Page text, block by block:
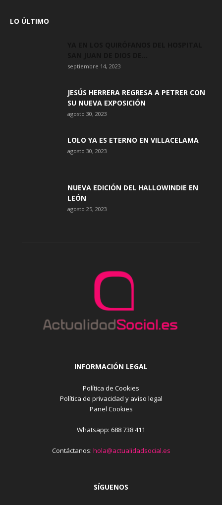
LO ÚLTIMO
septiembre 14, 2023
JESÚS HERRERA REGRESA A PETRER CON
SU NUEVA EXPOSICIÓN
agosto 30, 2023
LOLO YA ES ETERNO EN VILLACELAMA
agosto 30, 2023
NUEVA EDICIÓN DEL HALLOWINDIE EN
LEÓN
agosto 25, 2023
INFORMACIÓN LEGAL
Política de Cookies
Política de privacidad y aviso legal
Panel Cookies
Whatsapp: 688 738 411
Contáctanos: hola@actualidadsocial.es
SÍGUENOS